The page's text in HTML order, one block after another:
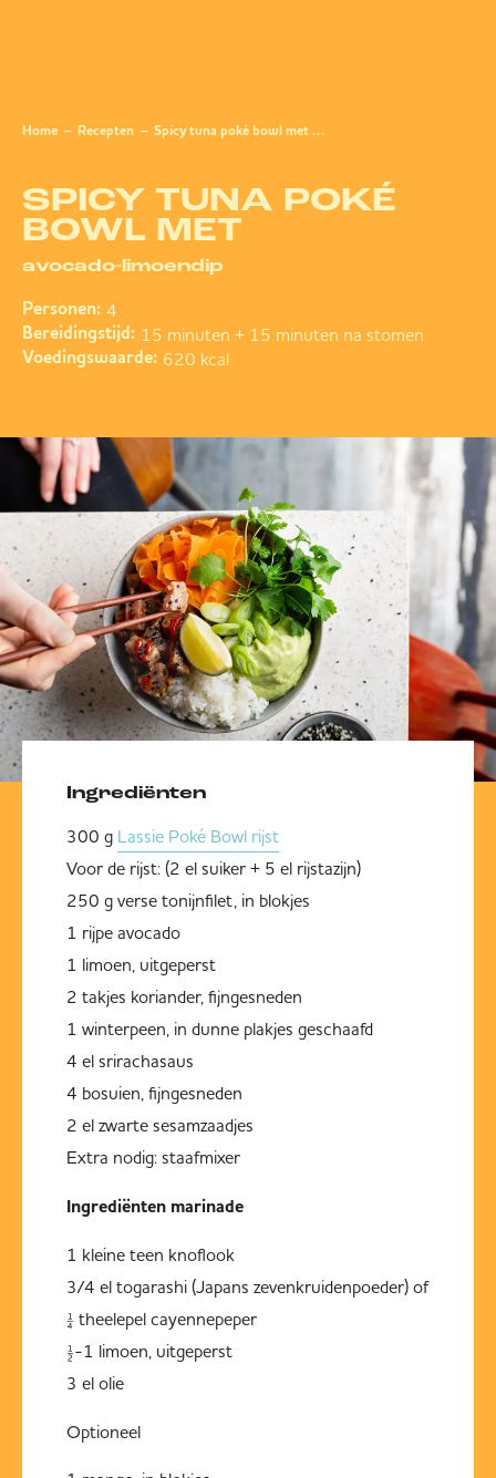
Home Recepten Spicy tuna poké bowl met avocado-limoendip
SPICY TUNA POKÉ
BOWL MET
avocado-limoendip
Personen: 4
Bereidingstijd: 15 minuten + 15 minuten na stomen
Voedingswaarde: 620 kcal
Ingrediënten
300 g Lassie Poké Bowl rijst
Voor de rijst: (2 el suiker + 5 el rijstazijn)
250 g verse tonijnfilet, in blokjes
1 rijpe avocado
1 limoen, uitgeperst
2 takjes koriander, fijngesneden
1 winterpeen, in dunne plakjes geschaafd
4 el srirachasaus
4 bosuien, fijngesneden
2 el zwarte sesamzaadjes
Extra nodig: staafmixer
Ingrediënten marinade
1 kleine teen knoflook
3/4 el togarashi (Japans zevenkruidenpoeder) of
¼ theelepel cayennepeper
½-1 limoen, uitgeperst
3 el olie
Optioneel